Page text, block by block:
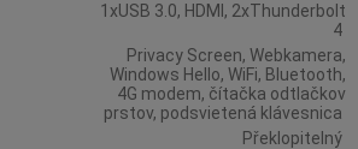
1xUSB 3.0, HDMI, 2xThunderbolt
4
Privacy Screen, Webkamera,
Windows Hello, WiFi, Bluetooth,
4G modem, čítačka odtlačkov
prstov, podsvietená klávesnica
Překlopitelný